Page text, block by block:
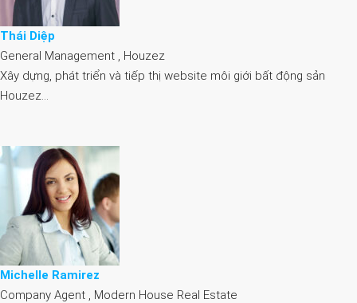
Thái Diệp
General Management , Houzez
Xây dựng, phát triển và tiếp thị website môi giới bất động sản
Houzez…
Michelle Ramirez
Company Agent , Modern House Real Estate